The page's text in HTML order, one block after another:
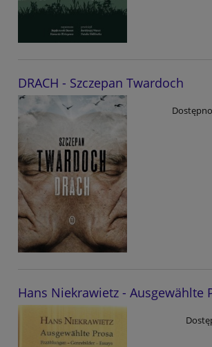
DRACH - Szczepan Twardoch
Hans Niekrawietz - Ausgewählte